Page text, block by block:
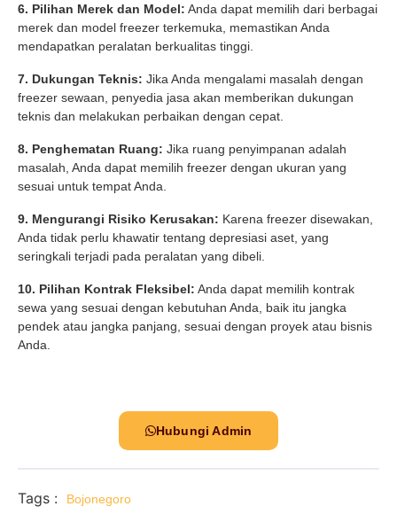
6. Pilihan Merek dan Model: Anda dapat memilih dari berbagai
merek dan model freezer terkemuka, memastikan Anda
mendapatkan peralatan berkualitas tinggi.
7. Dukungan Teknis: Jika Anda mengalami masalah dengan
freezer sewaan, penyedia jasa akan memberikan dukungan
teknis dan melakukan perbaikan dengan cepat.
8. Penghematan Ruang: Jika ruang penyimpanan adalah
masalah, Anda dapat memilih freezer dengan ukuran yang
sesuai untuk tempat Anda.
9. Mengurangi Risiko Kerusakan: Karena freezer disewakan,
Anda tidak perlu khawatir tentang depresiasi aset, yang
seringkali terjadi pada peralatan yang dibeli.
10. Pilihan Kontrak Fleksibel: Anda dapat memilih kontrak
sewa yang sesuai dengan kebutuhan Anda, baik itu jangka
pendek atau jangka panjang, sesuai dengan proyek atau bisnis
Anda.
Hubungi Admin
Tags : Bojonegoro